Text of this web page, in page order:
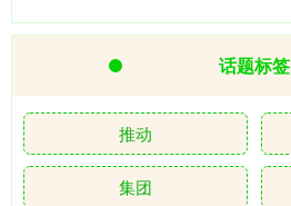
话题标签
推动
集团